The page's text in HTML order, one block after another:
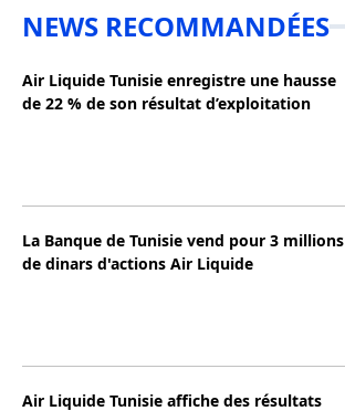
NEWS RECOMMANDÉES
Air Liquide Tunisie enregistre une hausse
de 22 % de son résultat d’exploitation
La Banque de Tunisie vend pour 3 millions
de dinars d'actions Air Liquide
Air Liquide Tunisie affiche des résultats